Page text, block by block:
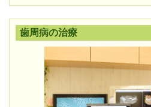
歯周病の治療